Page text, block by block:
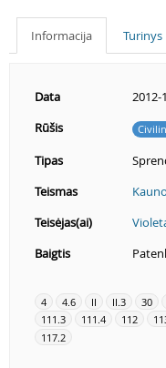
Informacija Turinys
Data
2012-
Rūšis
Tipas
Teismas
Teisėjas(ai)
Baigtis
4 4.6 II II.3 30
111.3
111.4 112
117.2